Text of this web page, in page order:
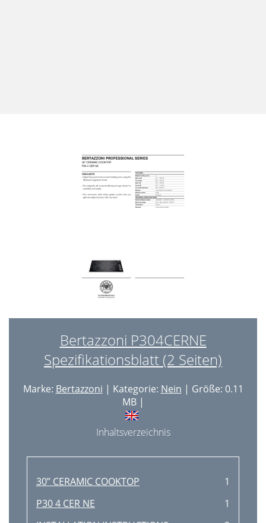
Bertazzoni P304CERNE
Spezifikationsblatt (2 Seiten)
Marke: Bertazzoni | Kategorie: Nein | Größe: 0.11
MB |
Inhaltsverzeichnis
30” CERAMIC COOKTOP
1
P30 4 CER NE
1